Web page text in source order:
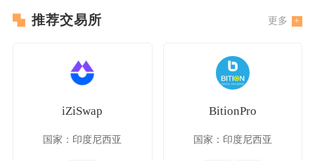
推荐交易所 更多
iZiSwap
国家：印度尼西亚
BitionPro
国家：印度尼西亚